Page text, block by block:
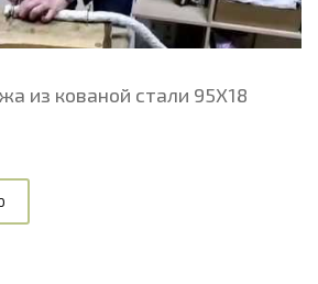
из кованой стали 95Х18